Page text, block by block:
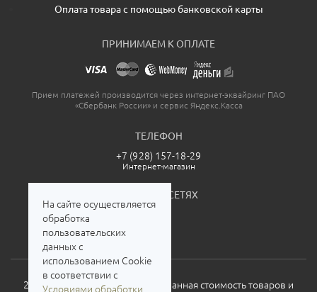
Оплата товара с помощью банковской карты
ПРИНИМАЕМ К ОПЛАТЕ
Прием платежей производится через интернет-эквайринг ПАО
«Сбербанк России» и сервис Яндекс.Касса
ТЕЛЕФОН
+7 (928) 157-18-29
Интернет-магазин
МЫ В СОЦСЕТЯХ
2026. Все права защищены. Указанная стоимость товаров и
На сайте осуществляется
обработка
пользовательских
данных с
использованием Cookie
в соответствии с
Условиями обработки